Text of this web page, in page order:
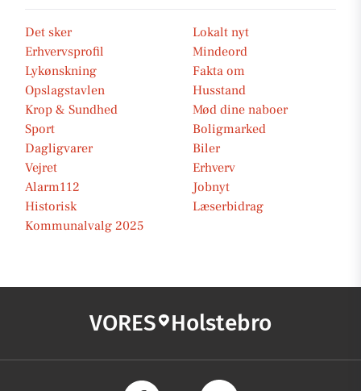
Det sker
Lokalt nyt
Erhvervsprofil
Mindeord
Lykønskning
Fakta om
Opslagstavlen
Husstand
Krop & Sundhed
Mød dine naboer
Sport
Boligmarked
Dagligvarer
Biler
Vejret
Erhverv
Alarm112
Jobnyt
Historisk
Læserbidrag
Kommunalvalg 2025
VORES Holstebro